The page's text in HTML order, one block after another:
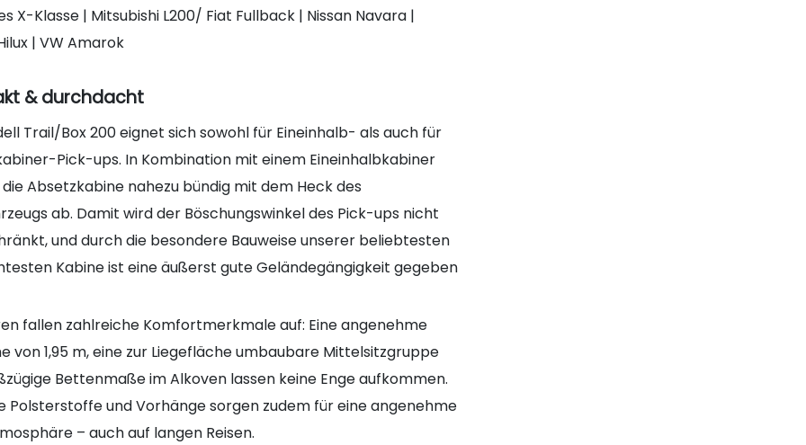
X-Klasse | Mitsubishi L200/ Fiat Fullback | Nissan Navara |
| VW Amarok
& durchdacht
Trail/Box 200 eignet sich sowohl für Eineinhalb- als auch für
Pick-ups. In Kombination mit einem Eineinhalbkabiner
Absetzkabine nahezu bündig mit dem Heck des
ab. Damit wird der Böschungswinkel des Pick-ups nicht
und durch die besondere Bauweise unserer beliebtesten
Kabine ist eine äußerst gute Geländegängigkeit gegeben
fallen zahlreiche Komfortmerkmale auf: Eine angenehme
von 1,95 m, eine zur Liegefläche umbaubare Mittelsitzgruppe
Bettenmaße im Alkoven lassen keine Enge aufkommen.
Polsterstoffe und Vorhänge sorgen zudem für eine angenehme
– auch auf langen Reisen.